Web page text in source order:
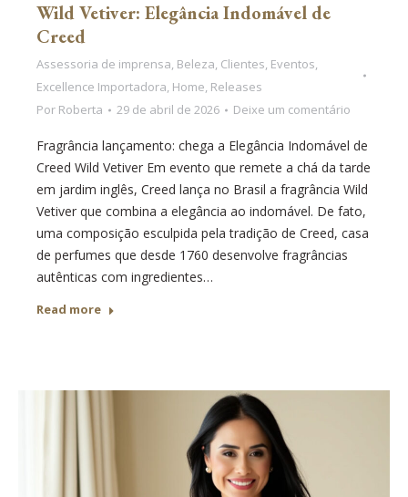
Wild Vetiver: Elegância Indomável de
Creed
Assessoria de imprensa, Beleza, Clientes, Eventos,
Excellence Importadora, Home, Releases
Por Roberta 29 de abril de 2026 Deixe um comentário
Fragrância lançamento: chega a Elegância Indomável de
Creed Wild Vetiver Em evento que remete a chá da tarde
em jardim inglês, Creed lança no Brasil a fragrância Wild
Vetiver que combina a elegância ao indomável. De fato,
uma composição esculpida pela tradição de Creed, casa
de perfumes que desde 1760 desenvolve fragrâncias
autênticas com ingredientes…
Read more